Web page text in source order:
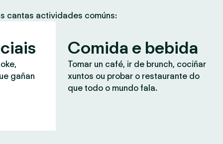
cantas actividades comúns:
gañan
Comida e bebida
Tomar un café, ir de brunch, cociñar
xuntos ou probar o restaurante do
que todo o mundo fala.